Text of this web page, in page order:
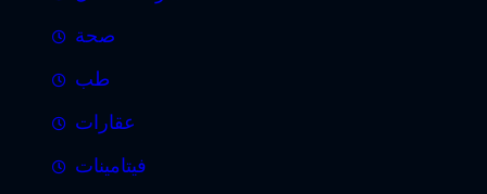
صحة
طب
عقارات
فيتامينات